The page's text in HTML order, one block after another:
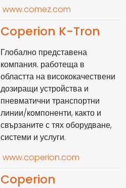
www.comez.com
Coperion K-Tron
Глобално представена
компания. работеща в
областта на висококачествени
дозиращи устройства и
пневматични транспортни
линии/компоненти, както и
свързаните с тях оборудване,
системи и услуги.
www.coperion.com
Coperion